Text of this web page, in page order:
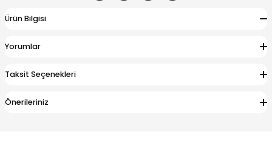
Ürün Bilgisi
Yorumlar
Taksit Seçenekleri
Önerileriniz